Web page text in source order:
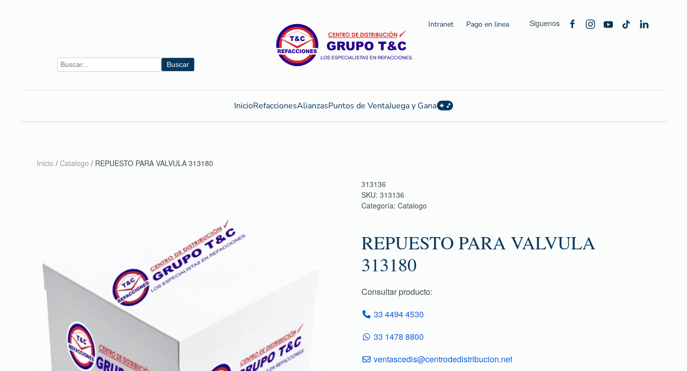
Buscar
Intranet Pago en linea Siguenos
InicioRefaccionesAlianzasPuntos de VentaJuega y Gana
Inicio / Catalogo / REPUESTO PARA VALVULA 313180
313136
SKU: 313136
Categoría: Catalogo
REPUESTO PARA VALVULA
313180
Consultar producto:
33 4494 4530
33 1478 8800
ventascedis@centrodedistribucion.net